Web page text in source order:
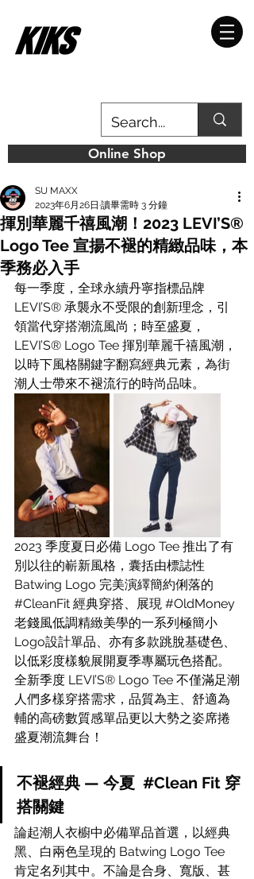
Online Shop
揮別華麗千禧風潮！2023 LEVI’S®
Logo Tee 宣揚不褪的精緻品味，本
季務必入手
SU MAXX
2023年6月26日 讀畢需時 3 分鐘
每一季度，全球永續丹寧指標品牌
LEVI’S® 承襲永不受限的創新理念，引
領當代穿搭潮流風尚；時至盛夏，
LEVI’S® Logo Tee 揮別華麗千禧風潮，
以時下風格關鍵字翻寫經典元素，為街
潮人士帶來不褪流行的時尚品味。
2023 季度夏日必備 Logo Tee 推出了有
別以往的嶄新風格，囊括由標誌性
Batwing Logo 完美演繹簡約俐落的
#CleanFit 經典穿搭、展現 #OldMoney
老錢風低調精緻美學的一系列極簡小
Logo設計單品、亦有多款跳脫基礎色、
以低彩度樣貌展開夏季專屬玩色搭配。
全新季度 LEVI’S® Logo Tee 不僅滿足潮
人們多樣穿搭需求，品質為主、舒適為
輔的高磅數質感單品更以大勢之姿席捲
盛夏潮流舞台！
不褪經典 — 今夏 #Clean Fit 穿
搭關鍵
論起潮人衣櫥中必備單品首選，以經典
黑、白兩色呈現的 Batwing Logo Tee
肯定名列其中。不論是合身、寬版、甚